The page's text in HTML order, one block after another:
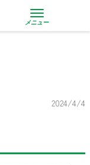
メニュー
2024/4/4